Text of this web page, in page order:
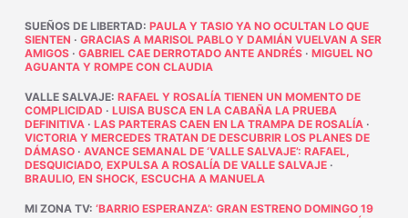
SUEÑOS DE LIBERTAD: PAULA Y TASIO YA NO OCULTAN LO QUE
SIENTEN · GRACIAS A MARISOL PABLO Y DAMIÁN VUELVAN A SER
AMIGOS· GABRIEL CAE DERROTADO ANTE ANDRÉS· MIGUEL NO
AGUANTA Y ROMPE CON CLAUDIA
VALLE SALVAJE: RAFAEL Y ROSALÍA TIENEN UN MOMENTO DE
COMPLICIDAD · LUISA BUSCA EN LA CABAÑA LA PRUEBA
DEFINITIVA· LAS PARTERAS CAEN EN LA TRAMPA DE ROSALÍA·
VICTORIA Y MERCEDES TRATAN DE DESCUBRIR LOS PLANES DE
DÁMASO· AVANCE SEMANAL DE ‘VALLE SALVAJE’: RAFAEL,
DESQUICIADO, EXPULSA A ROSALÍA DE VALLE SALVAJE·
BRAULIO, EN SHOCK, ESCUCHA A MANUELA
MI ZONA TV: ‘BARRIO ESPERANZA’: GRAN ESTRENO DOMINGO 19